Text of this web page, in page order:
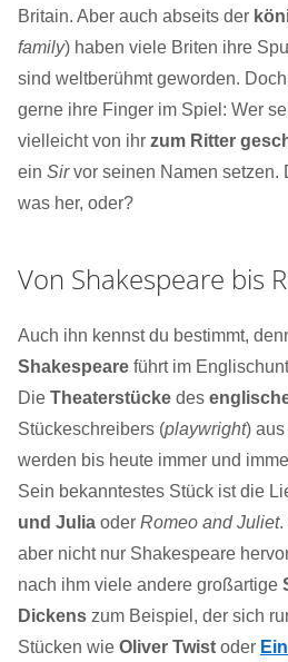
Britain. Aber auch abseits der
family) haben viele Briten ihre
sind weltberühmt geworden.
gerne ihre Finger im Spiel: Wer
vielleicht von ihr zum Ritter
ein Sirvor seinen Namen setzen.
was her, oder?
Von Shakespeare bis
Auch ihn kennst du bestimmt,
Shakespeare führt im
Die Theaterstücke des
Stückeschreibers (playwright)
werden bis heute immer und
Sein bekanntestes Stück ist die
und Julia oder Romeo and Juliet.
aber nicht nur Shakespeare
nach ihm viele andere großartige
Dickens zum Beispiel, der sich
Stücken wie Oliver Twist oder